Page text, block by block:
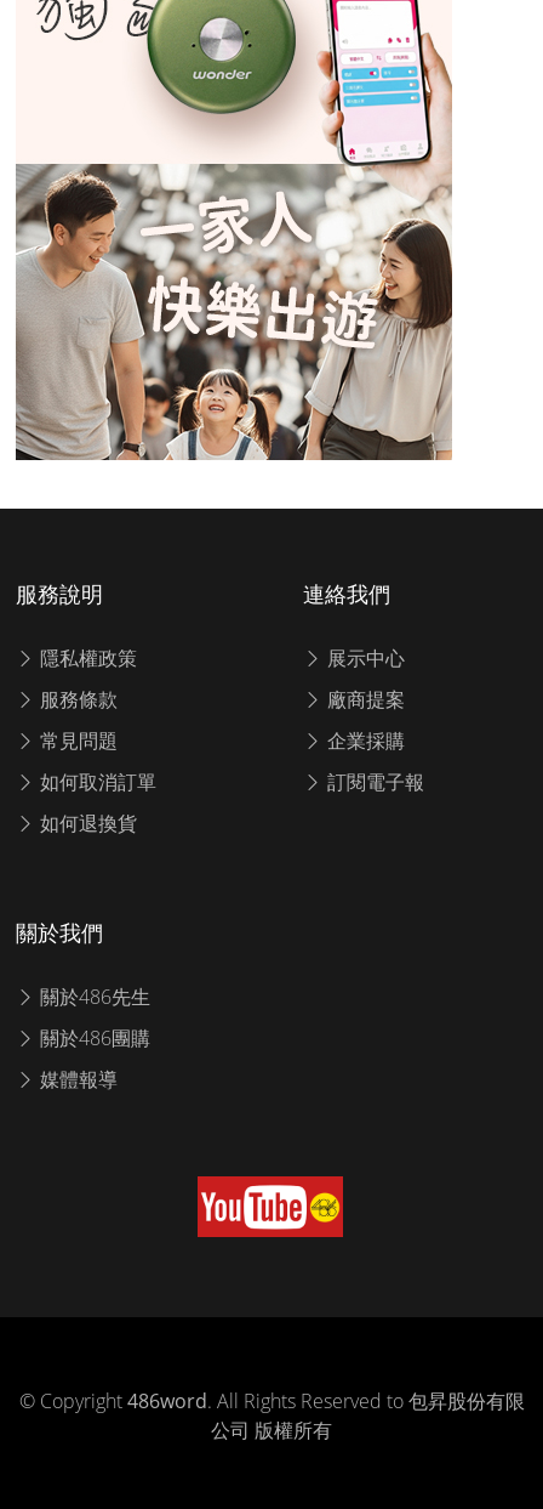
服務說明
隱私權政策
服務條款
常見問題
如何取消訂單
如何退換貨
連絡我們
展示中心
廠商提案
企業採購
訂閱電子報
關於我們
關於486先生
關於486團購
媒體報導
© Copyright486word. All Rights Reserved to 包昇股份有限
公司 版權所有